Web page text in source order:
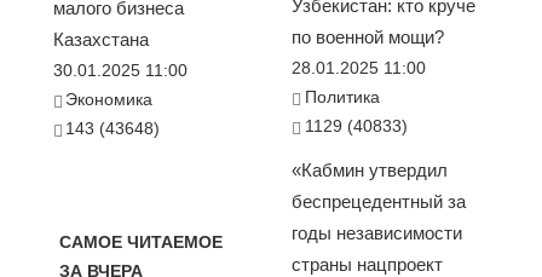
малого бизнеса
Казахстана
30.01.2025 11:00
Экономика
143 (43648)
САМОЕ ЧИТАЕМОЕ
ЗА ВЧЕРА
Узбекистан: кто круче
по военной мощи?
28.01.2025 11:00
Политика
1129 (40833)
«Кабмин утвердил
беспрецедентный за
годы независимости
страны нацпроект